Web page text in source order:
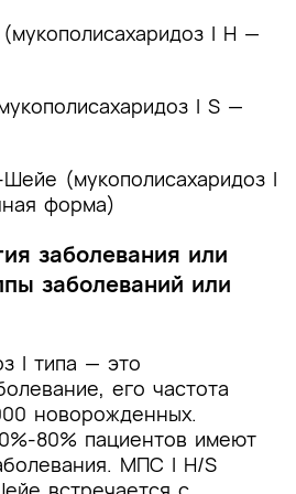
I H —
I S —
(мукополисахаридоз I
форма)
заболевания или
заболеваний или
I типа — это
его частота
новорожденных.
80% пациентов имеют
МПС I H/S